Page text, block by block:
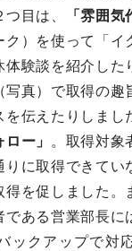
目は、 「雰囲気
ク）を使って「
験談を紹介した
（写真）で取得の
伝えたりしまし
ー」
。取得対象
りに取得できてい
得を促しました。
である営業部長に
ックアップで対